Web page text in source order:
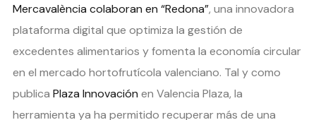
Mercavalència colaboran en “Redona”, una innovadora
plataforma digital que optimiza la gestión de
excedentes alimentarios y fomenta la economía circular
en el mercado hortofrutícola valenciano. Tal y como
publica Plaza Innovación en Valencia Plaza, la
herramienta ya ha permitido recuperar más de una